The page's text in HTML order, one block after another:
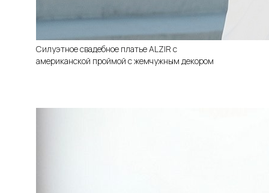
Силуэтное свадебное платье ALZIR с
американской проймой с жемчужным декором